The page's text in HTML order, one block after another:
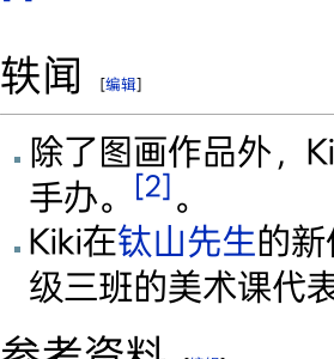
轶闻 [编辑]
除了图画作品外，
手办。
[2] 。
Kiki在钛山先生的
级三班的美术课代